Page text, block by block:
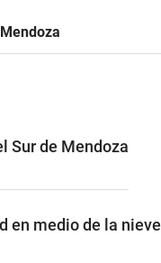
Sur de Mendoza
en medio de la nieve